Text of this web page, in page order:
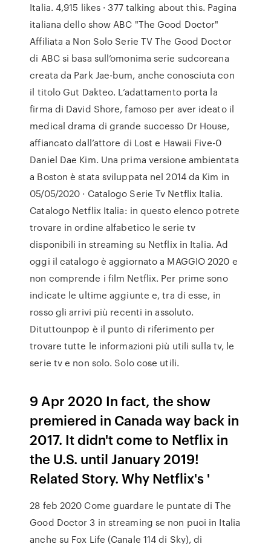
Italia. 4,915 likes · 377 talking about this. Pagina
italiana dello show ABC "The Good Doctor"
Affiliata a Non Solo Serie TV The Good Doctor
di ABC si basa sull’omonima serie sudcoreana
creata da Park Jae-bum, anche conosciuta con
il titolo Gut Dakteo. L’adattamento porta la
firma di David Shore, famoso per aver ideato il
medical drama di grande successo Dr House,
affiancato dall’attore di Lost e Hawaii Five-0
Daniel Dae Kim. Una prima versione ambientata
a Boston è stata sviluppata nel 2014 da Kim in
05/05/2020 · Catalogo Serie Tv Netflix Italia.
Catalogo Netflix Italia: in questo elenco potrete
trovare in ordine alfabetico le serie tv
disponibili in streaming su Netflix in Italia. Ad
oggi il catalogo è aggiornato a MAGGIO 2020 e
non comprende i film Netflix. Per prime sono
indicate le ultime aggiunte e, tra di esse, in
rosso gli arrivi più recenti in assoluto.
Dituttounpop è il punto di riferimento per
trovare tutte le informazioni più utili sulla tv, le
serie tv e non solo. Solo cose utili.
9 Apr 2020 In fact, the show
premiered in Canada way back in
2017. It didn't come to Netflix in
the U.S. until January 2019!
Related Story. Why Netflix's '
28 feb 2020 Come guardare le puntate di The
Good Doctor 3 in streaming se non puoi in Italia
anche su Fox Life (Canale 114 di Sky), di